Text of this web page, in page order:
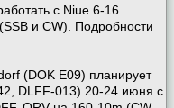
с Niue 6-16
и CW). Подробности
(DOK E09) планирует
DLFF-013) 20-24 июня с